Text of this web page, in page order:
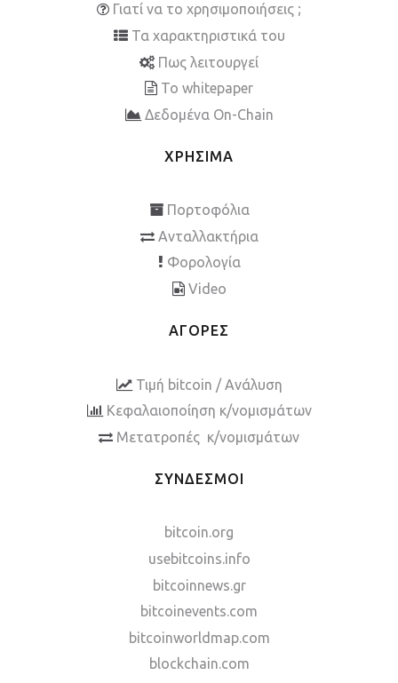
Γιατί να το χρησιμοποιήσεις ;
Τα χαρακτηριστικά του
Πως λειτουργεί
To whitepaper
Δεδομένα On-Chain
ΧΡΗΣΙΜΑ
Πορτοφόλια
Ανταλλακτήρια
Φορολογία
Video
ΑΓΟΡΕΣ
Τιμή bitcoin / Ανάλυση
Κεφαλαιοποίηση κ/νομισμάτων
Μετατροπές κ/νομισμάτων
ΣΥΝΔΕΣΜΟΙ
bitcoin.org
usebitcoins.info
bitcoinnews.gr
bitcoinevents.com
bitcoinworldmap.com
blockchain.com